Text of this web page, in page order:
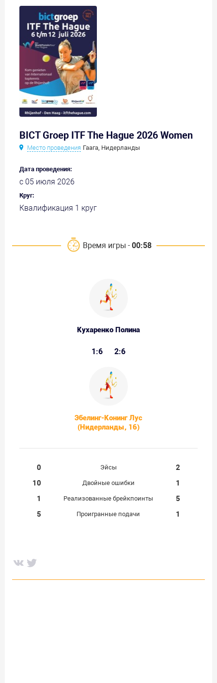
BICT Groep ITF The Hague 2026 Women
Место проведения Гаага, Нидерланды
Дата проведения:
с 05 июля 2026
Круг:
Квалификация 1 круг
Время игры - 00:58
Кухаренко Полина
1:6 2:6
Эбелинг-Конинг Лус
(Нидерланды, 16)
0 Эйсы
2
10
Двойные ошибки
1
1
Реализованные брейкпоинты
5
5
Проигранные подачи 1